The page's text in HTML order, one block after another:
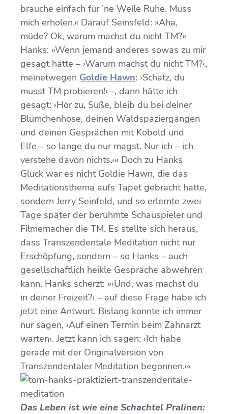
brauche einfach für ’ne Weile Ruhe. Muss
mich erholen.« Darauf Seinsfeld: »Aha,
müde? Ok, warum machst du nicht TM?«
Hanks: »Wenn jemand anderes sowas zu mir
gesagt hätte – ›Warum machst du nicht TM?‹,
meinetwegen Goldie Hawn: ›Schatz, du
musst TM probieren!‹ –, dann hätte ich
gesagt: ›Hör zu, Süße, bleib du bei deiner
Blümchenhose, deinen Waldspaziergängen
und deinen Gesprächen mit Kobold und
Elfe – so lange du nur magst. Nur ich – ich
verstehe davon nichts.‹« Doch zu Hanks
Glück war es nicht Goldie Hawn, die das
Meditationsthema aufs Tapet gebracht hatte,
sondern Jerry Seinfeld, und so erlernte zwei
Tage später der berühmte Schauspieler und
Filmemacher die TM. Es stellte sich heraus,
dass Transzendentale Meditation nicht nur
Erschöpfung, sondern – so Hanks – auch
gesellschaftlich heikle Gespräche abwehren
kann. Hanks scherzt: »›Und, was machst du
in deiner Freizeit?‹ – auf diese Frage habe ich
jetzt eine Antwort. Bislang konnte ich immer
nur sagen, ›Auf einen Termin beim Zahnarzt
warten‹. Jetzt kann ich sagen: ›Ich habe
gerade mit der Originalversion von
Transzendentaler Meditation begonnen.‹«
Das Leben ist wie eine Schachtel Pralinen: